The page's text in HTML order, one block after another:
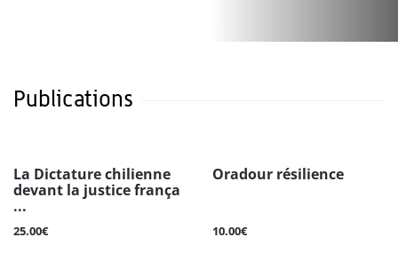
Publications
La Dictature chilienne
devant la justice frança
...
25.00€
Oradour résilience
10.00€